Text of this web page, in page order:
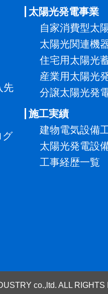
先
グ
太陽光発電事業
自家消費型太
太陽光関連機
住宅用太陽光
産業用太陽光
分譲太陽光発
施工実績
建物電気設備
太陽光発電設
工事経歴一覧
co.,ltd. ALL